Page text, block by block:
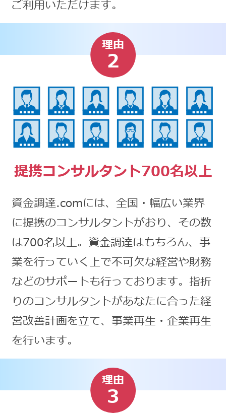
ご利用いただけます。
理由
2
提携コンサルタント700名以上
資金調達.comには、全国・幅広い業界
に提携のコンサルタントがおり、その数
は700名以上。資金調達はもちろん、事
業を行っていく上で不可欠な経営や財務
などのサポートも行っております。指折
りのコンサルタントがあなたに合った経
営改善計画を立て、事業再生・企業再生
を行います。
理由
3